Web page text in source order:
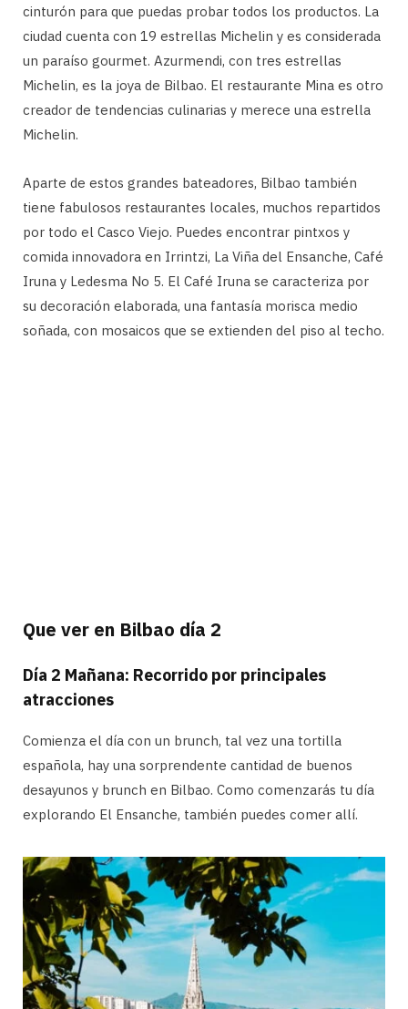
cinturón para que puedas probar todos los productos. La
ciudad cuenta con 19 estrellas Michelin y es considerada
un paraíso gourmet. Azurmendi, con tres estrellas
Michelin, es la joya de Bilbao. El restaurante Mina es otro
creador de tendencias culinarias y merece una estrella
Michelin.
Aparte de estos grandes bateadores, Bilbao también
tiene fabulosos restaurantes locales, muchos repartidos
por todo el Casco Viejo. Puedes encontrar pintxos y
comida innovadora en Irrintzi, La Viña del Ensanche, Café
Iruna y Ledesma No 5. El Café Iruna se caracteriza por
su decoración elaborada, una fantasía morisca medio
soñada, con mosaicos que se extienden del piso al techo.
Que ver en Bilbao día 2
Día 2 Mañana: Recorrido por principales
atracciones
Comienza el día con un brunch, tal vez una tortilla
española, hay una sorprendente cantidad de buenos
desayunos y brunch en Bilbao. Como comenzarás tu día
explorando El Ensanche, también puedes comer allí.